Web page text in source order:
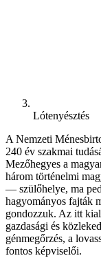
Lótenyésztés
A Nemzeti
240 év szakmai
Mezőhegyes a
három történelmi
— szülőhelye, ma
hagyományos fajták
gondozzuk. Az itt
gazdasági és
génmegőrzés, a
fontos képviselői.